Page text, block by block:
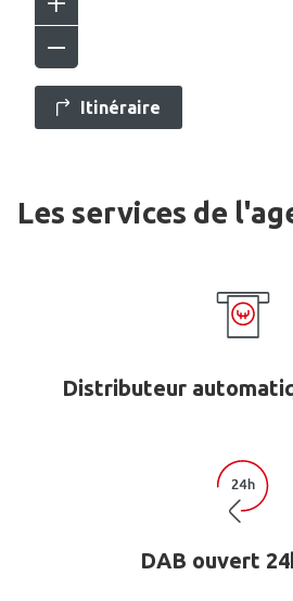
Itinéraire
Les services de
Distributeur
DAB ouvert